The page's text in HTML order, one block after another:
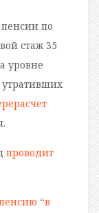
по
стаж 35
уровне
проводит
“в